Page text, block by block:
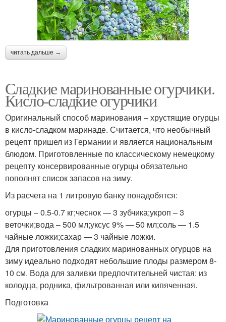
читать дальше →
Сладкие маринованные огурчики.
Кисло-сладкие огурчики
Оригинальный способ маринования – хрустящие огурцы
в кисло-сладком маринаде. Считается, что необычный
рецепт пришел из Германии и является национальным
блюдом. Приготовленные по классическому немецкому
рецепту консервированные огурцы обязательно
пополнят список запасов на зиму.
Из расчета на 1 литровую банку понадобятся:
огурцы – 0.5-0.7 кг;чеснок — 3 зубчика;укроп – 3
веточки;вода – 500 мл;уксус 9% — 50 мл;соль — 1.5
чайные ложки;сахар — 3 чайные ложки.
Для приготовления сладких маринованных огурцов на
зиму идеально подходят небольшие плоды размером 8-
10 см. Вода для заливки предпочтительней чистая: из
колодца, родника, фильтрованная или кипяченная.
Подготовка